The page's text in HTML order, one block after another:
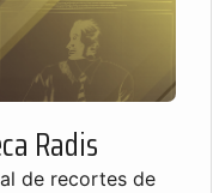
Radis
de recortes de